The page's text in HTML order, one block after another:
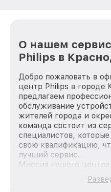
О нашем
Philips в
Добро пожаловать в
центр Philips в городе
предлагаем
обслуживание
жителей города и
команда состоит из
специалистов,
свою квалификацию,
лучший сервис.
Миссия нашего центра
качественный и
каждого пользователя